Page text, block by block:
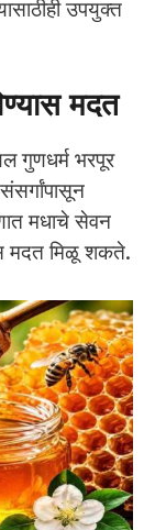
उपयुक्त
मदत
गुणधर्म भरपूर
मधाचे सेवन
मदत मिळू शकते.